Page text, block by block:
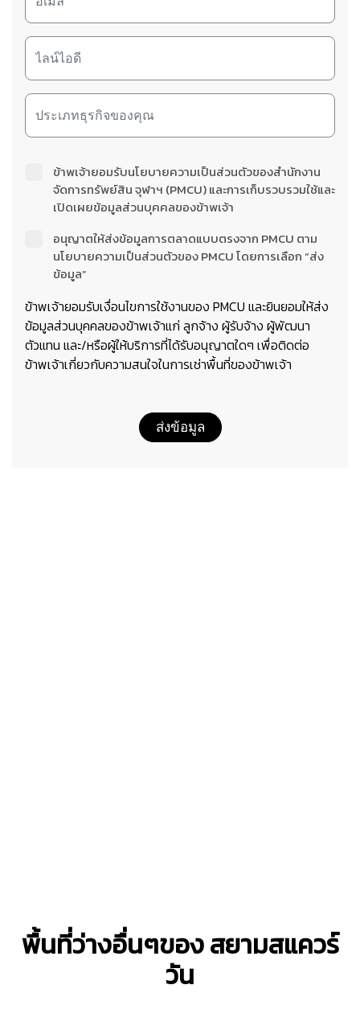
ข้าพเจ้ายอมรับนโยบายความเป็นส่วนตัวของสำนักงาน
จัดการทรัพย์สิน จุฬาฯ (PMCU) และการเก็บรวบรวมใช้และ
เปิดเผยข้อมูลส่วนบุคคลของข้าพเจ้า
อนุญาตให้ส่งข้อมูลการตลาดแบบตรงจาก PMCU ตาม
นโยบายความเป็นส่วนตัวของ PMCU โดยการเลือก “ส่ง
ข้อมูล”
ข้าพเจ้ายอมรับเงื่อนไขการใช้งานของ PMCU และยินยอมให้ส่ง
ข้อมูลส่วนบุคคลของข้าพเจ้าแก่ ลูกจ้าง ผู้รับจ้าง ผู้พัฒนา
ตัวแทน และ/หรือผู้ให้บริการที่ได้รับอนุญาตใดๆ เพื่อติดต่อ
ข้าพเจ้าเกี่ยวกับความสนใจในการเช่าพื้นที่ของข้าพเจ้า
ส่งข้อมูล
พื้นที่ว่างอื่นๆของ สยามสแควร์
วัน